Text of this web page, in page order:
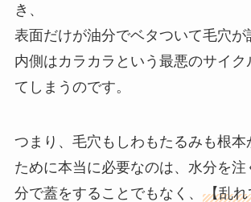
き、
表面だけが油分でベタついて毛穴が
内側はカラカラという最悪のサイク
てしまうのです。
つまり、毛穴もしわもたるみも根本
ために本当に必要なのは、水分を注
分で蓋をすることでもなく、 【乱